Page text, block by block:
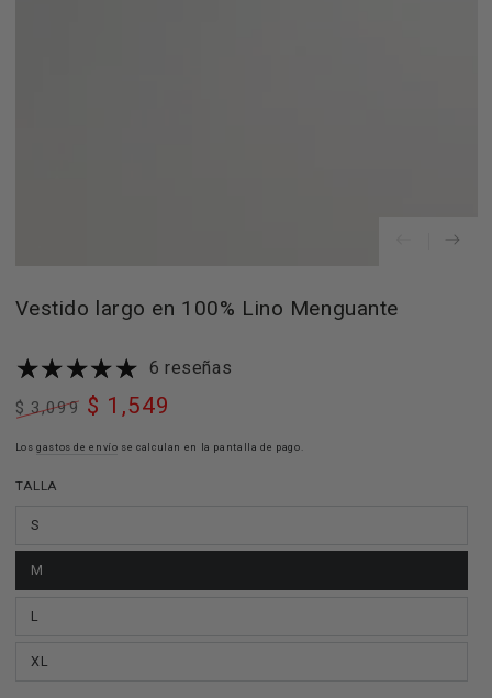
Vestido largo en 100% Lino Menguante
6 reseñas
regular
$ 3,099
de
$ 1,549
Losgastos de envío se calculan en la pantalla de pago.
TALLA
S
M
L
XL